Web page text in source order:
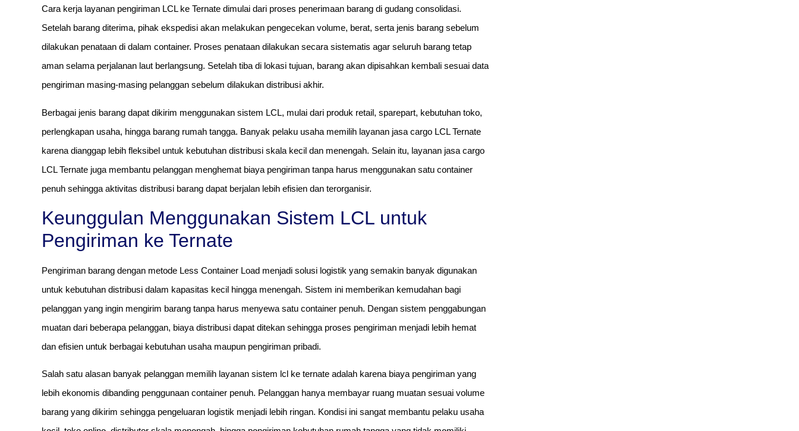
Cara kerja layanan pengiriman LCL ke Ternate dimulai dari proses penerimaan barang di gudang consolidasi.
Setelah barang diterima, pihak ekspedisi akan melakukan pengecekan volume, berat, serta jenis barang sebelum
dilakukan penataan di dalam container. Proses penataan dilakukan secara sistematis agar seluruh barang tetap
aman selama perjalanan laut berlangsung. Setelah tiba di lokasi tujuan, barang akan dipisahkan kembali sesuai data
pengiriman masing-masing pelanggan sebelum dilakukan distribusi akhir.
Berbagai jenis barang dapat dikirim menggunakan sistem LCL, mulai dari produk retail, sparepart, kebutuhan toko,
perlengkapan usaha, hingga barang rumah tangga. Banyak pelaku usaha memilih layanan jasa cargo LCL Ternate
karena dianggap lebih fleksibel untuk kebutuhan distribusi skala kecil dan menengah. Selain itu, layanan jasa cargo
LCL Ternate juga membantu pelanggan menghemat biaya pengiriman tanpa harus menggunakan satu container
penuh sehingga aktivitas distribusi barang dapat berjalan lebih efisien dan terorganisir.
Keunggulan Menggunakan Sistem LCL untuk
Pengiriman ke Ternate
Pengiriman barang dengan metode Less Container Load menjadi solusi logistik yang semakin banyak digunakan
untuk kebutuhan distribusi dalam kapasitas kecil hingga menengah. Sistem ini memberikan kemudahan bagi
pelanggan yang ingin mengirim barang tanpa harus menyewa satu container penuh. Dengan sistem penggabungan
muatan dari beberapa pelanggan, biaya distribusi dapat ditekan sehingga proses pengiriman menjadi lebih hemat
dan efisien untuk berbagai kebutuhan usaha maupun pengiriman pribadi.
Salah satu alasan banyak pelanggan memilih layanan sistem lcl ke ternate adalah karena biaya pengiriman yang
lebih ekonomis dibanding penggunaan container penuh. Pelanggan hanya membayar ruang muatan sesuai volume
barang yang dikirim sehingga pengeluaran logistik menjadi lebih ringan. Kondisi ini sangat membantu pelaku usaha